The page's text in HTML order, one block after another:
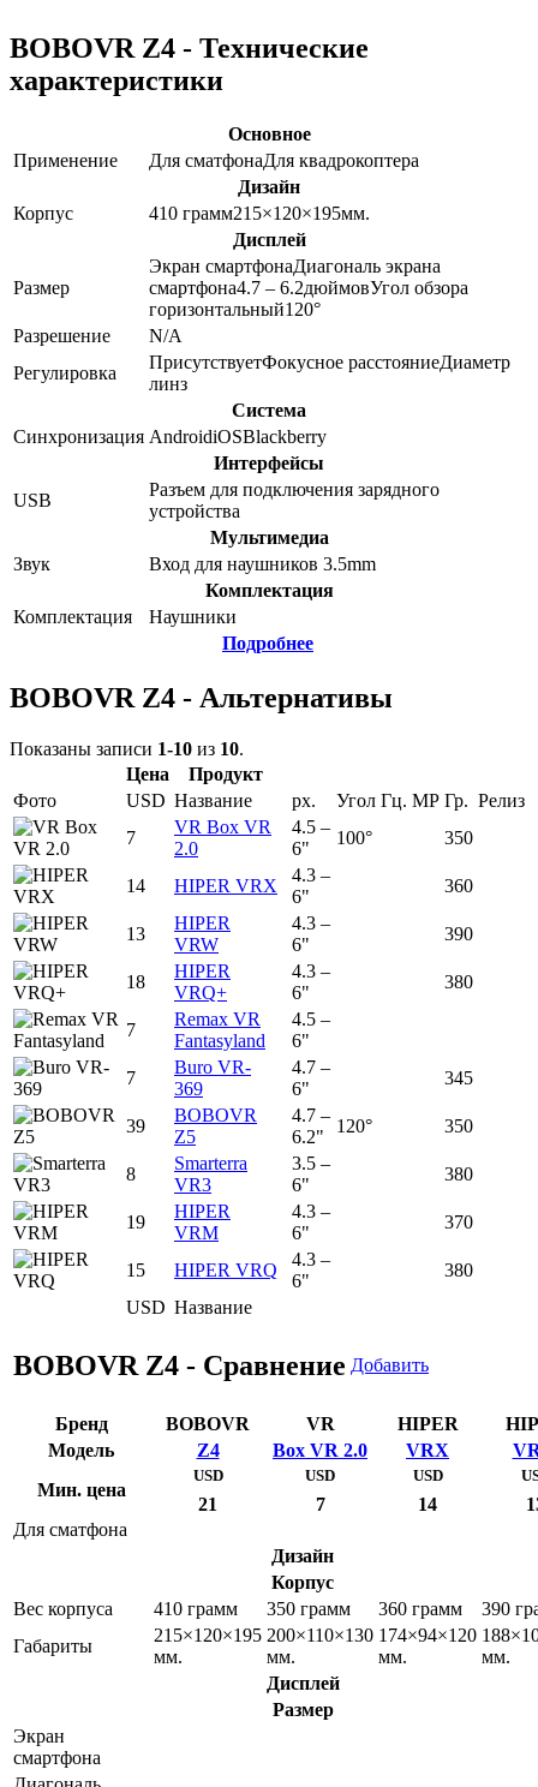
BOBOVR Z4 - Технические
характеристики
Основное
Применение
Для сматфонаДля квадрокоптера
Дизайн
Корпус
410 грамм215×120×195мм.
Дисплей
Размер
Экран смартфонаДиагональ экрана
смартфона4.7 – 6.2дюймовУгол обзора
горизонтальный120°
Разрешение
N/A
Регулировка
ПрисутствуетФокусное расстояниеДиаметр
линз
Система
Синхронизация AndroidiOSBlackberry
Интерфейсы
USB
Разъем для подключения зарядного
устройства
Мультимедиа
Звук
Вход для наушников 3.5mm
Комплектация
Комплектация
Наушники
Подробнее
BOBOVR Z4 - Альтернативы
Показаны записи 1-10 из 10.
Цена
Продукт
Фото
USD Название px. Угол Гц. MP Гр. Релиз
USD Название
7
VR Box VR
2.0
4.5 –
6"
100° 350
14 HIPER VRX
4.3 –
6"
360
13
HIPER
VRW
4.3 –
6"
390
18
HIPER
VRQ+
4.3 –
6"
380
7
Remax VR
Fantasyland
4.5 –
6"
7
Buro VR-
369
4.7 –
6"
345
39
BOBOVR
Z5
4.7 –
6.2"
120° 350
8
Smarterra
VR3
3.5 –
6"
380
19
HIPER
VRM
4.3 –
6"
370
15 HIPER VRQ
4.3 –
6"
380
BOBOVR Z4 - Сравнение Добавить
Бренд BOBOVR VR HIPER
Модель
Z4 Box VR 2.0 VRX
Мин. цена
USD
21
USD
7
USD
14
Для сматфона
Дизайн
Корпус
Вес корпуса
410 грамм 350 грамм 360 грамм
390
Габариты
215×120×195
мм.
200×110×130
мм.
174×94×120
мм.
мм.
Дисплей
Размер
Экран
смартфона